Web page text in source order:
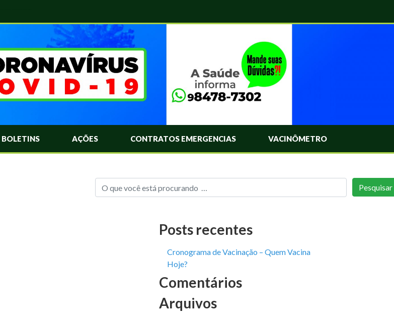
BOLETINS AÇÕES CONTRATOS EMERGENCIAS VACINÔMETRO
Posts recentes
Cronograma de Vacinação – Quem Vacina
Hoje?
Comentários
Arquivos